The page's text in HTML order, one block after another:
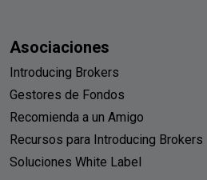
Asociaciones
Introducing Brokers
Gestores de Fondos
Recomienda a un Amigo
Recursos para Introducing Brokers
Soluciones White Label